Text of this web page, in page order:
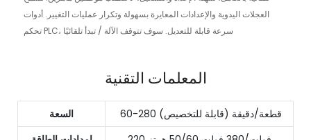
العجلات اليدوية والإعدادات المعايرة بسهولة وتكرار عمليات التغيير. أدوات
المعلمات التقنية
السعة
60-280 قطعة/دقيقة (قابلة للتخصيص)